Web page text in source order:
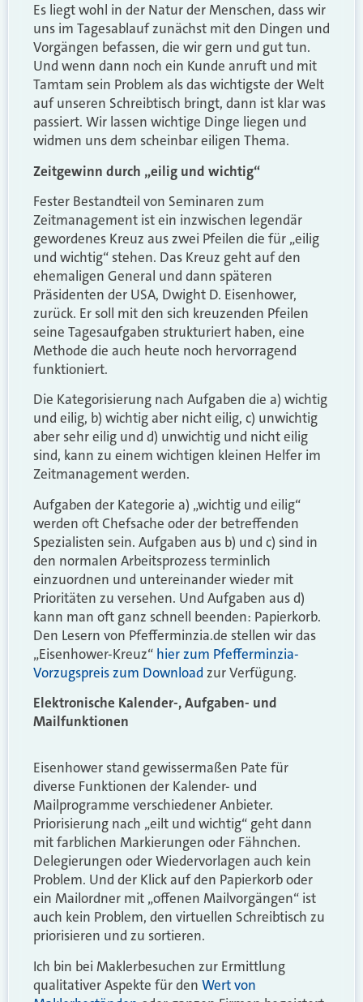
Es liegt wohl in der Natur der Menschen, dass wir
uns im Tagesablauf zunächst mit den Dingen und
Vorgängen befassen, die wir gern und gut tun.
Und wenn dann noch ein Kunde anruft und mit
Tamtam sein Problem als das wichtigste der Welt
auf unseren Schreibtisch bringt, dann ist klar was
passiert. Wir lassen wichtige Dinge liegen und
widmen uns dem scheinbar eiligen Thema.
Zeitgewinn durch „eilig und wichtig“
Fester Bestandteil von Seminaren zum
Zeitmanagement ist ein inzwischen legendär
gewordenes Kreuz aus zwei Pfeilen die für „eilig
und wichtig“ stehen. Das Kreuz geht auf den
ehemaligen General und dann späteren
Präsidenten der USA, Dwight D. Eisenhower,
zurück. Er soll mit den sich kreuzenden Pfeilen
seine Tagesaufgaben strukturiert haben, eine
Methode die auch heute noch hervorragend
funktioniert.
Die Kategorisierung nach Aufgaben die a) wichtig
und eilig, b) wichtig aber nicht eilig, c) unwichtig
aber sehr eilig und d) unwichtig und nicht eilig
sind, kann zu einem wichtigen kleinen Helfer im
Zeitmanagement werden.
Aufgaben der Kategorie a) „wichtig und eilig“
werden oft Chefsache oder der betreffenden
Spezialisten sein. Aufgaben aus b) und c) sind in
den normalen Arbeitsprozess terminlich
einzuordnen und untereinander wieder mit
Prioritäten zu versehen. Und Aufgaben aus d)
kann man oft ganz schnell beenden: Papierkorb.
Den Lesern von Pfefferminzia.de stellen wir das
„Eisenhower-Kreuz“ hier zum Pfefferminzia-
Vorzugspreis zum Download zur Verfügung.
Elektronische Kalender-, Aufgaben- und
Mailfunktionen
Eisenhower stand gewissermaßen Pate für
diverse Funktionen der Kalender- und
Mailprogramme verschiedener Anbieter.
Priorisierung nach „eilt und wichtig“ geht dann
mit farblichen Markierungen oder Fähnchen.
Delegierungen oder Wiedervorlagen auch kein
Problem. Und der Klick auf den Papierkorb oder
ein Mailordner mit „offenen Mailvorgängen“ ist
auch kein Problem, den virtuellen Schreibtisch zu
priorisieren und zu sortieren.
Ich bin bei Maklerbesuchen zur Ermittlung
qualitativer Aspekte für den Wert von